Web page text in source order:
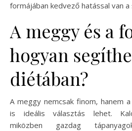
formájában kedvező hatással van
A meggy és a
hogyan
diétában?
A meggy nemcsak finom, hanem
is ideális választás lehet.
miközben gazdag